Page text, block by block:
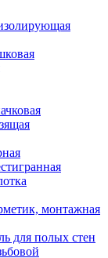
монтажная
для полых стен